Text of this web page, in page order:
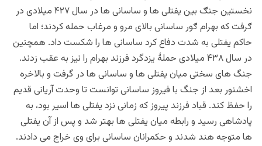
نخستین جنګ بین یفتلی ها و ساسانی ها در سال ۴۲۷ میلادی در
ګرفت که بهرام ګور ساسانی بالای مرو و مرغاب حمله کردند؛ اما
حاکم یفتلی به شدت دفاع کرد ساسانی ها را شکست داد. همچنین
در سال ۴۳۸ میلادی حملۀ یزدگرد فرزند بهرام را نیز به عقب زدند.
جنگ های سختی میان یفتلی ها و ساسانی ها در گرفت و بالاخره
اخشنور بعد از جنگ با فیروز ساسانی توانست تا وحدت آریانی قدیم
را حفظ کند. قباد فرزند پیروز که زمانی نزد یفتلی ها اسیر بود، به
پادشاهی رسید و رابطه میان یفتلی ها بهتر شد و پس از آن یفتلی
ها متوجه هند شدند و حکمرانان ساسانی برای وی خراج می دادند.